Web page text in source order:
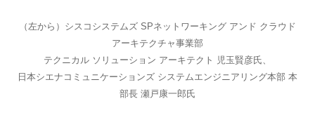
（左から）シスコシステムズ SPネットワーキング アンド クラウド
アーキテクチャ事業部
テクニカル ソリューション アーキテクト 児玉賢彦氏、
日本シエナコミュニケーションズ システムエンジニアリング本部 本
部長 瀬戸康一郎氏